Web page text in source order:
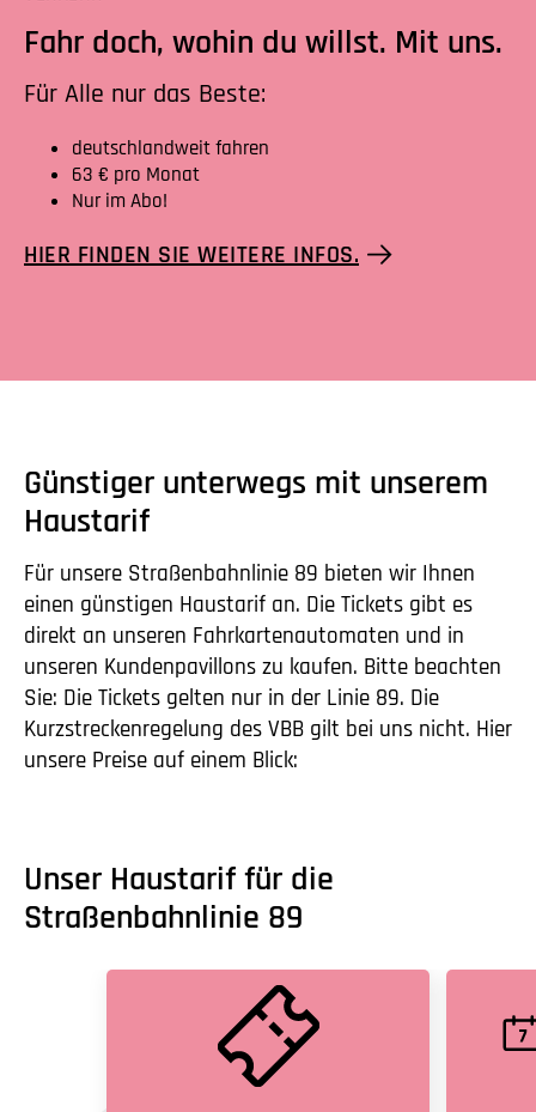
Fahr doch, wohin du willst. Mit uns.
Für Alle nur das Beste:
deutschlandweit fahren
63 € pro Monat
Nur im Abo!
HIER FINDEN SIE WEITERE INFOS.
Günstiger unterwegs mit unserem
Haustarif
Für unsere Straßenbahnlinie 89 bieten wir Ihnen
einen günstigen Haustarif an. Die Tickets gibt es
direkt an unseren Fahrkartenautomaten und in
unseren Kundenpavillons zu kaufen. Bitte beachten
Sie: Die Tickets gelten nur in der Linie 89. Die
Kurzstreckenregelung des VBB gilt bei uns nicht. Hier
unsere Preise auf einem Blick:
Unser Haustarif für die
Straßenbahnlinie 89